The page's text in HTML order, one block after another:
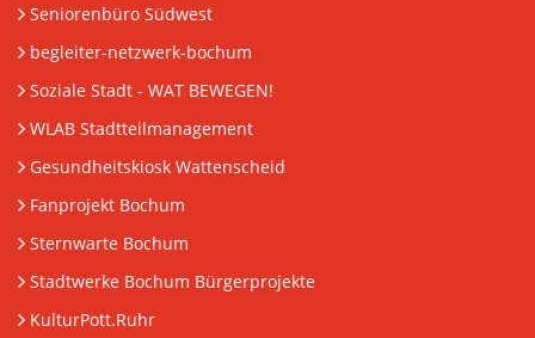
Seniorenbüro Südwest
begleiter-netzwerk-bochum
Soziale Stadt - WAT BEWEGEN!
WLAB Stadtteilmanagement
Gesundheitskiosk Wattenscheid
Fanprojekt Bochum
Sternwarte Bochum
Stadtwerke Bochum Bürgerprojekte
KulturPott.Ruhr